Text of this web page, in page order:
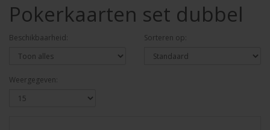
Pokerkaarten set dubbel
Beschikbaarheid: Sorteren op:
Weergegeven: